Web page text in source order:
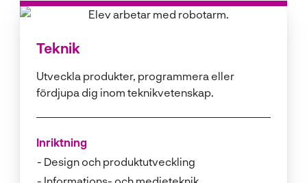
Teknik
Utveckla produkter, programmera eller
fördjupa dig inom teknikvetenskap.
Inriktning
Design och produktutveckling